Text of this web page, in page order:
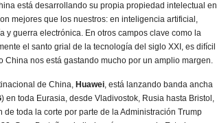
está desarrollando su propia propiedad intelectual en
mejores que los nuestros: en inteligencia artificial,
y guerra electrónica. En otros campos clave como la
el santo grial de la tecnología del siglo XXI, es difícil
China nos está gastando mucho por un amplio margen.
de China, Huawei, está lanzando banda ancha
) en toda Eurasia, desde Vladivostok, Rusia hasta Bristol,
de toda la corte por parte de la Administración Trump